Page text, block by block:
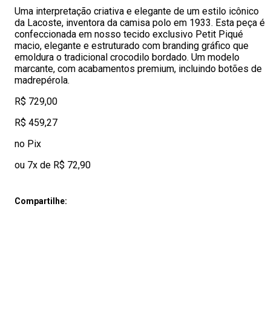
Uma interpretação criativa e elegante de um estilo icônico
da Lacoste, inventora da camisa polo em 1933. Esta peça é
confeccionada em nosso tecido exclusivo Petit Piqué
macio, elegante e estruturado com branding gráfico que
emoldura o tradicional crocodilo bordado. Um modelo
marcante, com acabamentos premium, incluindo botões de
madrepérola.
R$ 729,00
R$ 459,27
no Pix
ou 7x de R$ 72,90
Compartilhe: